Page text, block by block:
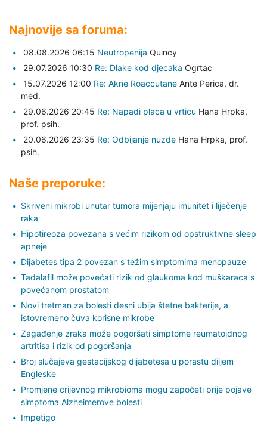
Najnovije sa foruma:
08.08.2026 06:15 Neutropenija Quincy
29.07.2026 10:30 Re: Dlake kod djecaka Ogrtac
15.07.2026 12:00 Re: Akne Roaccutane Ante Perica, dr.
med.
29.06.2026 20:45 Re: Napadi placa u vrticu Hana Hrpka,
prof. psih.
20.06.2026 23:35 Re: Odbijanje nuzde Hana Hrpka, prof.
psih.
Naše preporuke:
Skriveni mikrobi unutar tumora mijenjaju imunitet i liječenje
raka
Hipotireoza povezana s većim rizikom od opstruktivne sleep
apneje
Dijabetes tipa 2 povezan s težim simptomima menopauze
Tadalafil može povećati rizik od glaukoma kod muškaraca s
povećanom prostatom
Novi tretman za bolesti desni ubija štetne bakterije, a
istovremeno čuva korisne mikrobe
Zagađenje zraka može pogoršati simptome reumatoidnog
artritisa i rizik od pogoršanja
Broj slučajeva gestacijskog dijabetesa u porastu diljem
Engleske
Promjene crijevnog mikrobioma mogu započeti prije pojave
simptoma Alzheimerove bolesti
Impetigo